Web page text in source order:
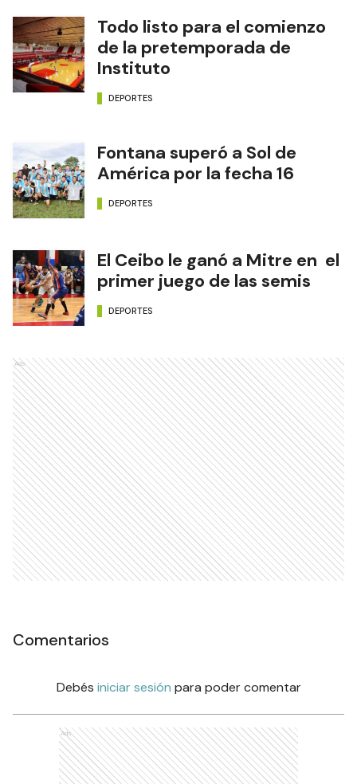
Todo listo para el comienzo
de la pretemporada de
Instituto
DEPORTES
Fontana superó a Sol de
América por la fecha 16
DEPORTES
El Ceibo le ganó a Mitre en el
primer juego de las semis
DEPORTES
Ads
Comentarios
Debés iniciar sesión para poder comentar
Ads